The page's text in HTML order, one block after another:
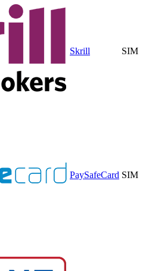
Skrill SIM
PaySafeCard SIM